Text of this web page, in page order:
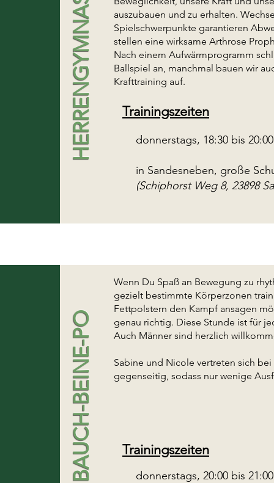
auszubauen und zu erhalten.
Spielschwerpunkte garantieren
stellen eine wirksame Arthrose
Nach einem Aufwärmprogramm
Ballspiel an, manchmal bauen wir
Krafttraining auf.
HERRENGYMNASTIK Trainingszeiten
donnerstags, 18:30 bis
in Sandesneben, große
(Schiphorst Weg 8, 23898
Wenn Du Spaß an Bewegung zu
gezielt bestimmte Körperzonen
Fettpolstern den Kampf ansagen
genau richtig. Diese Stunde ist für
Auch Männer sind herzlich
Sabine und Nicole vertreten sich
gegenseitig, sodass nur wenige
BAUCH-BEINE-PO Trainingszeiten
donnerstags, 20:00 bis